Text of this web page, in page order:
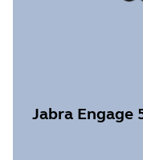
Jabra Engage